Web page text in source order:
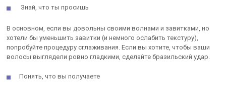
Знай, что ты просишь
В основном, если вы довольны своими волнами и завитками, но
хотели бы уменьшить завитки (и немного ослабить текстуру),
попробуйте процедуру сглаживания. Если вы хотите, чтобы ваши
волосы выглядели ровно гладкими, сделайте бразильский удар.
Понять, что вы получаете